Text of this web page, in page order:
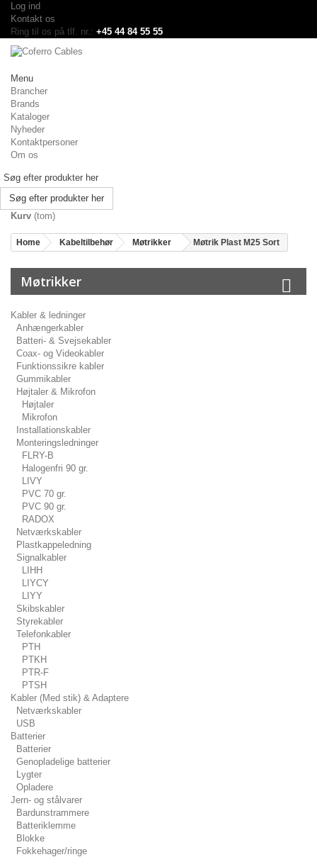
Log ind
Kontakt os
Ring til os på tlf. nr.: +45 44 84 55 55
Menu
Brancher
Brands
Kataloger
Nyheder
Kontaktpersoner
Om os
Søg efter produkter her
Kurv (tom)
Home Kabeltilbehør Møtrikker Møtrik Plast M25 Sort
Møtrikker
Kabler & ledninger
Anhængerkabler
Batteri- & Svejsekabler
Coax- og Videokabler
Funktionssikre kabler
Gummikabler
Højtaler & Mikrofon
Højtaler
Mikrofon
Installationskabler
Monteringsledninger
FLRY-B
Halogenfri 90 gr.
LIVY
PVC 70 gr.
PVC 90 gr.
RADOX
Netværkskabler
Plastkappeledning
Signalkabler
LIHH
LIYCY
LIYY
Skibskabler
Styrekabler
Telefonkabler
PTH
PTKH
PTR-F
PTSH
Kabler (Med stik) & Adaptere
Netværkskabler
USB
Batterier
Batterier
Genopladelige batterier
Lygter
Opladere
Jern- og stålvarer
Bardunstrammere
Batteriklemme
Blokke
Fokkehager/ringe